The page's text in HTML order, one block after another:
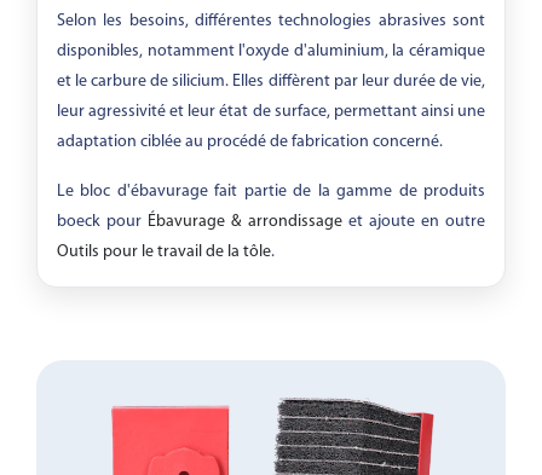
Selon les besoins, différentes technologies abrasives sont
disponibles, notamment l'oxyde d'aluminium, la céramique
et le carbure de silicium. Elles diffèrent par leur durée de vie,
leur agressivité et leur état de surface, permettant ainsi une
adaptation ciblée au procédé de fabrication concerné.
Le bloc d'ébavurage fait partie de la gamme de produits
boeck pour Ébavurage & arrondissageet ajoute en outre
Outils pour le travail de la tôle.